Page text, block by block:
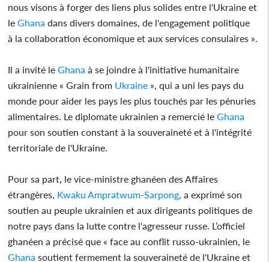
nous visons à forger des liens plus solides entre l'Ukraine et
leGhana dans divers domaines, de l'engagement politique
à la collaboration économique et aux services consulaires ».
Il a invité leGhana à se joindre à l'initiative humanitaire
ukrainienne « Grain from Ukraine », qui a uni les pays du
monde pour aider les pays les plus touchés par les pénuries
alimentaires. Le diplomate ukrainien a remercié leGhana
pour son soutien constant à la souveraineté et à l'intégrité
territoriale de l'Ukraine.
Pour sa part, le vice-ministre ghanéen des Affaires
étrangères, Kwaku Ampratwum-Sarpong , a exprimé son
soutien au peuple ukrainien et aux dirigeants politiques de
notre pays dans la lutte contre l'agresseur russe. L’officiel
ghanéen a précisé que « face au conflit russo-ukrainien, le
Ghana soutient fermement la souveraineté de l'Ukraine et